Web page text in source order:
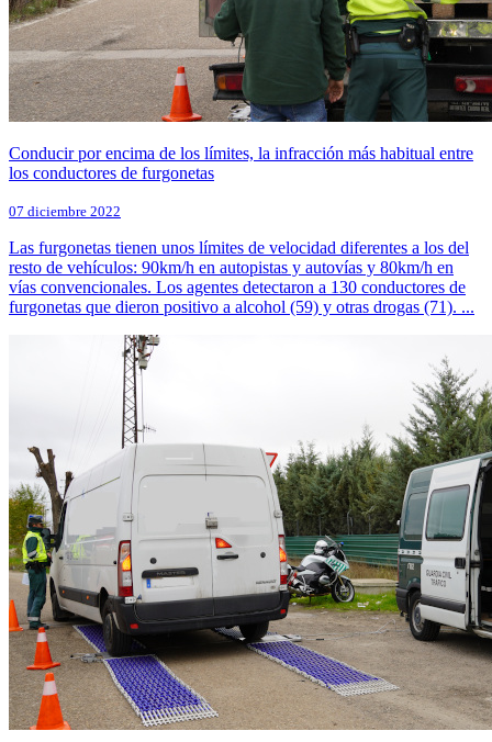
Conducir por encima de los límites, la infracción más habitual entre
los conductores de furgonetas
07 diciembre 2022
Las furgonetas tienen unos límites de velocidad diferentes a los del
resto de vehículos: 90km/h en autopistas y autovías y 80km/h en
vías convencionales. Los agentes detectaron a 130 conductores de
furgonetas que dieron positivo a alcohol (59) y otras drogas (71). ...